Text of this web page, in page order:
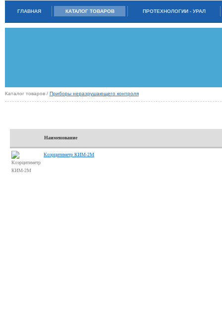
ГЛАВНАЯ КАТАЛОГ ТОВАРОВ ПРОТЕХНОЛОГИИ - УРАЛ
Каталог товаров / Приборы неразрушающего контроля
Наименование
Коэрцитиметр КИМ-2М